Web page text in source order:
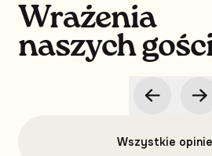
Wrażenia
naszych
Wszystkie opinie